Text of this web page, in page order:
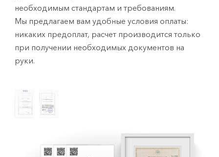
необходимым стандартам и требованиям.
Мы предлагаем вам удобные условия оплаты:
никаких предоплат, расчет производится только
при получении необходимых документов на
руки.